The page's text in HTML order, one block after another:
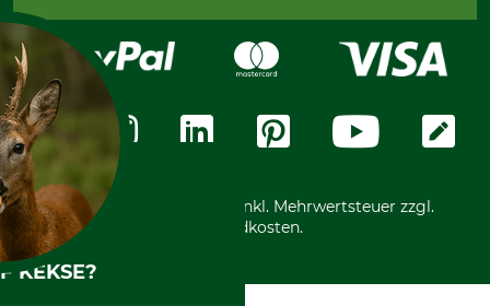
Widerrufsrecht
Widerrufsformular
Datenschutz
Zahlungsarten
Kreditkarte
Rechnung
Vorkasse
Karriere
Über uns
Messetermine
Community
International
*Alle Preise in Euro und inkl. Mehrwertsteuer zzgl.
Versandkosten.
KEKSE?